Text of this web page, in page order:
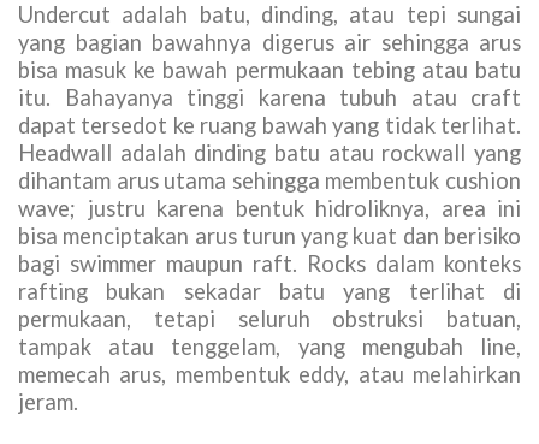
Undercut adalah batu, dinding, atau tepi sungai
yang bagian bawahnya digerus air sehingga arus
bisa masuk ke bawah permukaan tebing atau batu
itu. Bahayanya tinggi karena tubuh atau craft
dapat tersedot ke ruang bawah yang tidak terlihat.
Headwall adalah dinding batu atau rockwall yang
dihantam arus utama sehingga membentuk cushion
wave; justru karena bentuk hidroliknya, area ini
bisa menciptakan arus turun yang kuat dan berisiko
bagi swimmer maupun raft. Rocks dalam konteks
rafting bukan sekadar batu yang terlihat di
permukaan, tetapi seluruh obstruksi batuan,
tampak atau tenggelam, yang mengubah line,
memecah arus, membentuk eddy, atau melahirkan
jeram.